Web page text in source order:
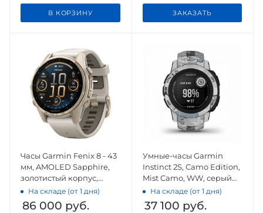
В КОРЗИНУ ЗАКАЗАТЬ
Часы Garmin Fenix 8 - 43
мм, AMOLED Sapphire,
золотистый корпус,
дымчато-серый
ремешок
На складе (от 1 дня)
86 000 руб.
Умные-часы Garmin
Instinct 2S, Camo Edition,
Mist Camo, WW, серый
камуфляж
На складе (от 1 дня)
37 100 руб.